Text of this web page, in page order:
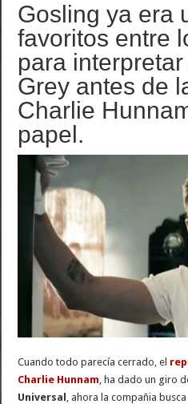
Gosling ya era
favoritos entre
para
Grey antes de
Charlie
papel.
Cuando todo parecía cerrado, el
Charlie Hunnam , ha dado un giro
Universal , ahora la compañia